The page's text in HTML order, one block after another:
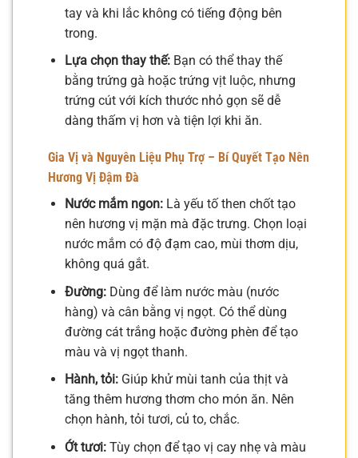
tay và khi lắc không có tiếng động bên
trong.
Lựa chọn thay thế:Bạn có thể thay thế
bằng trứng gà hoặc trứng vịt luộc, nhưng
trứng cút với kích thước nhỏ gọn sẽ dễ
dàng thấm vị hơn và tiện lợi khi ăn.
Gia Vị và Nguyên Liệu Phụ Trợ – Bí Quyết Tạo Nên
Hương Vị Đậm Đà
Nước mắm ngon:Là yếu tố then chốt tạo
nên hương vị mặn mà đặc trưng. Chọn loại
nước mắm có độ đạm cao, mùi thơm dịu,
không quá gắt.
Đường:Dùng để làm nước màu (nước
hàng) và cân bằng vị ngọt. Có thể dùng
đường cát trắng hoặc đường phèn để tạo
màu và vị ngọt thanh.
Hành, tỏi:Giúp khử mùi tanh của thịt và
tăng thêm hương thơm cho món ăn. Nên
chọn hành, tỏi tươi, củ to, chắc.
Ớt tươi:Tùy chọn để tạo vị cay nhẹ và màu